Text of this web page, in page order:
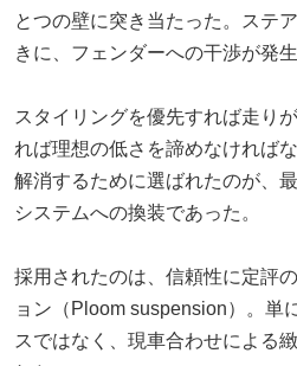
とつの壁に突き当たった。ステ
きに、フェンダーへの干渉が発
スタイリングを優先すれば走り
れば理想の低さを諦めなければ
解消するために選ばれたのが、
システムへの換装であった。
採用されたのは、信頼性に定評
ョン（Ploom suspension）。単
スではなく、現車合わせによる